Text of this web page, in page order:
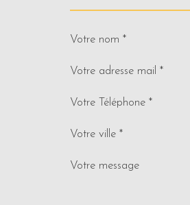
Votre nom *
Votre adresse mail *
Votre Téléphone *
Votre ville *
Votre message